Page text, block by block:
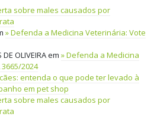
sobre males causados por
Defenda a Medicina Veterinária: Vote
DE OLIVEIRAem
Defenda a Medicina
2024
entenda o que pode ter levado à
em pet shop
sobre males causados por